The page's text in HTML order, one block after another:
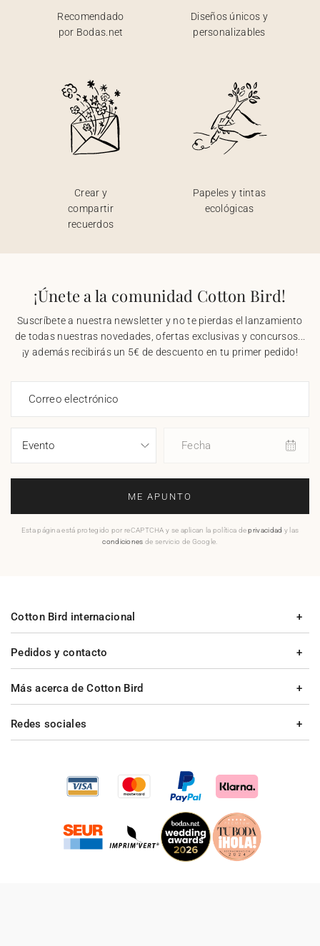
Recomendado
por Bodas.net
Diseños únicos y
personalizables
Crear y
compartir
recuerdos
Papeles y tintas
ecológicas
¡Únete a la comunidad Cotton Bird!
Suscríbete a nuestra newsletter y no te pierdas el lanzamiento
de todas nuestras novedades, ofertas exclusivas y concursos...
¡y además recibirás un 5€ de descuento en tu primer pedido!
Correo electrónico
Fecha
ME APUNTO
Esta página está protegido por reCAPTCHA y se aplican la política deprivacidad y las
condiciones de servicio de Google.
Pedidos y contacto
Más acerca de Cotton Bird
Cotton Bird internacional
Redes sociales